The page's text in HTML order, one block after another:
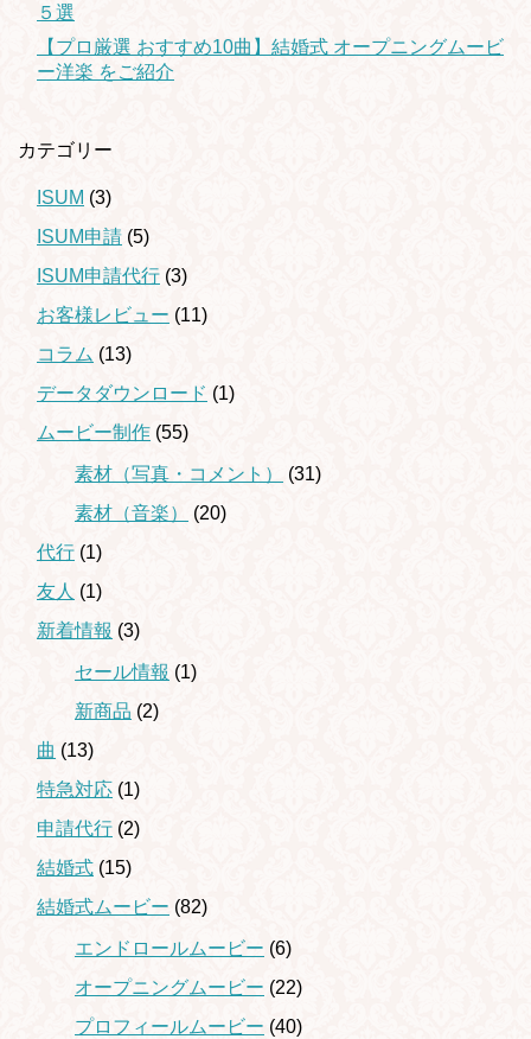
５選
【プロ厳選 おすすめ10曲】結婚式 オープニングムービ
ー洋楽 をご紹介
カテゴリー
ISUM (3)
ISUM申請 (5)
ISUM申請代行 (3)
お客様レビュー (11)
コラム (13)
データダウンロード (1)
ムービー制作 (55)
素材（写真・コメント）
(31)
素材（音楽）
(20)
代行 (1)
友人 (1)
新着情報 (3)
セール情報 (1)
新商品 (2)
曲 (13)
特急対応 (1)
申請代行 (2)
結婚式 (15)
結婚式ムービー (82)
エンドロールムービー (6)
オープニングムービー (22)
プロフィールムービー (40)